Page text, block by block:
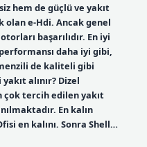
hem de güçlü ve yakıt
e-Hdi. Ancak genel
başarılıdır. En iyi
daha iyi gibi,
de kaliteli gibi
alınır? Dizel
çok tercih edilen yakıt
En kalın
en kalını. Sonra Shell…